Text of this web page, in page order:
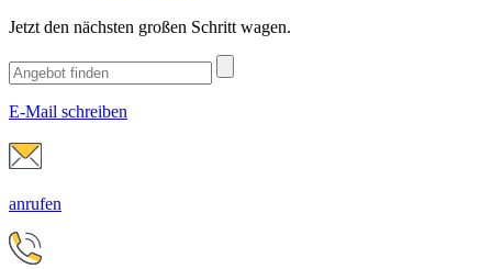
Jetzt den nächsten großen Schritt wagen.
E-Mail schreiben
anrufen